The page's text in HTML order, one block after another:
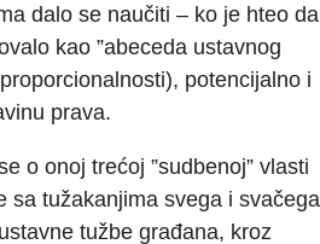
dalo se naučiti – ko je hteo da
kao ”abeceda ustavnog
potencijalno i
prava.
o onoj trećoj ”sudbenoj” vlasti
sa tužakanjima svega i svačega
tužbe građana, kroz